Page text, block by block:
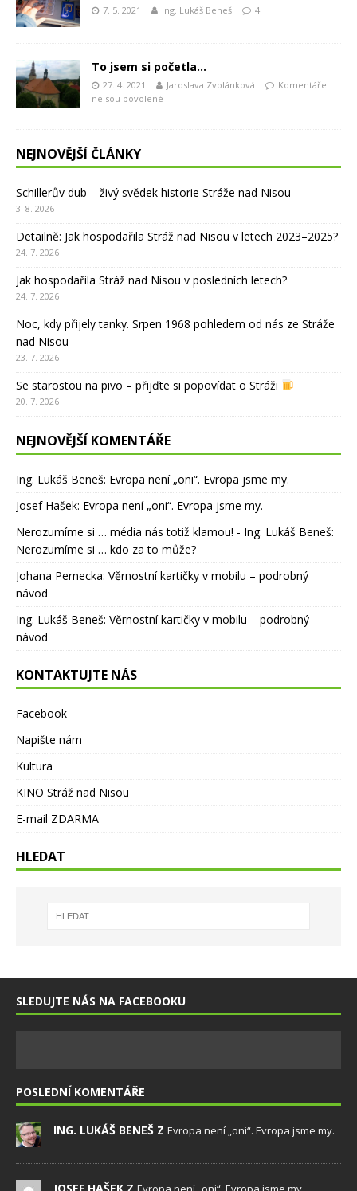
7. 5. 2021 Ing. Lukáš Beneš 4
To jsem si početla…
27. 4. 2021 Jaroslava Zvolánková
Komentáře
nejsou povolené
NEJNOVĚJŠÍ ČLÁNKY
Schillerův dub – živý svědek historie Stráže nad Nisou
3. 8. 2026
Detailně: Jak hospodařila Stráž nad Nisou v letech 2023–2025?
24. 7. 2026
Jak hospodařila Stráž nad Nisou v posledních letech?
24. 7. 2026
Noc, kdy přijely tanky. Srpen 1968 pohledem od nás ze Stráže
nad Nisou
23. 7. 2026
Se starostou na pivo – přijďte si popovídat o Stráži
20. 7. 2026
NEJNOVĚJŠÍ KOMENTÁŘE
Ing. Lukáš Beneš: Evropa není „oni“. Evropa jsme my.
Josef Hašek: Evropa není „oni“. Evropa jsme my.
Nerozumíme si … média nás totiž klamou! - Ing. Lukáš Beneš:
Nerozumíme si … kdo za to může?
Johana Pernecka: Věrnostní kartičky v mobilu – podrobný
návod
Ing. Lukáš Beneš: Věrnostní kartičky v mobilu – podrobný
návod
KONTAKTUJTE NÁS
Facebook
Napište nám
Kultura
KINO Stráž nad Nisou
E-mail ZDARMA
HLEDAT
SLEDUJTE NÁS NA FACEBOOKU
POSLEDNÍ KOMENTÁŘE
ING. LUKÁŠ BENEŠ Z Evropa není „oni“. Evropa jsme my.